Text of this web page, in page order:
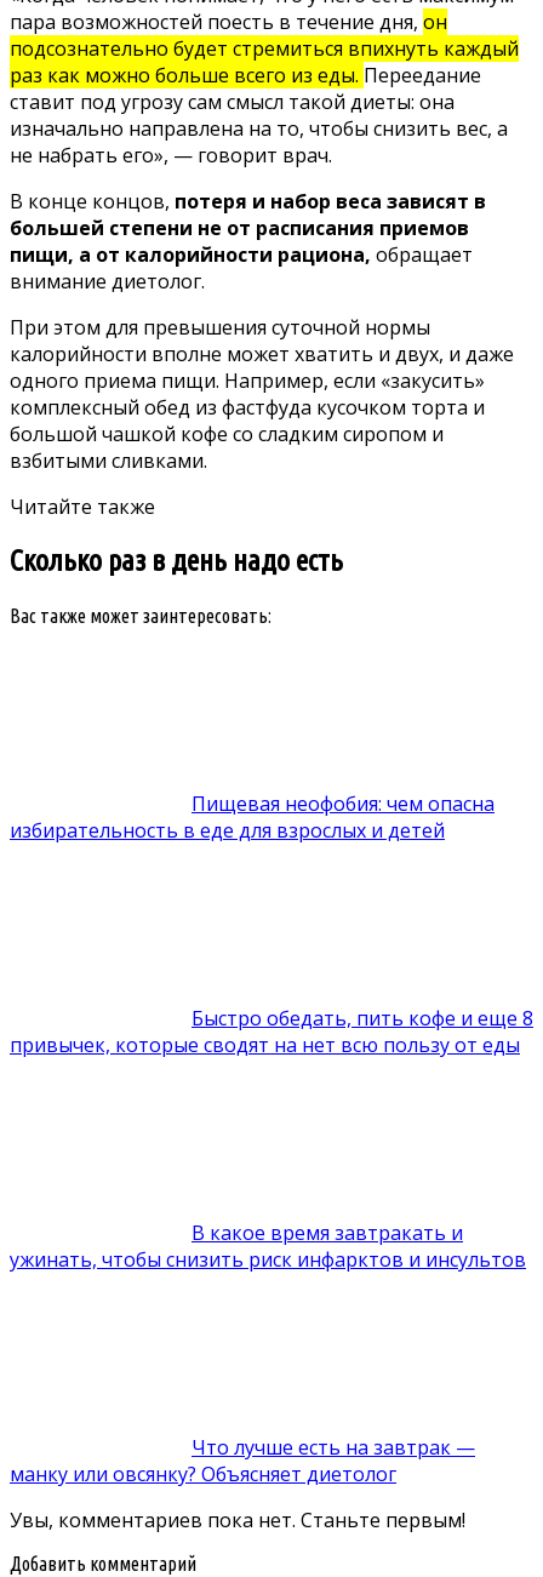
пара возможностей поесть в течение дня, он
подсознательно будет стремиться впихнуть каждый
раз как можно больше всего из еды. Переедание
ставит под угрозу сам смысл такой диеты: она
изначально направлена на то, чтобы снизить вес, а
не набрать его», — говорит врач.
В конце концов, потеря и набор веса зависят в
большей степени не от расписания приемов
пищи, а от калорийности рациона, обращает
внимание диетолог.
При этом для превышения суточной нормы
калорийности вполне может хватить и двух, и даже
одного приема пищи. Например, если «закусить»
комплексный обед из фастфуда кусочком торта и
большой чашкой кофе со сладким сиропом и
взбитыми сливками.
Читайте также
Сколько раз в день надо есть
Вас также может заинтересовать:
Пищевая неофобия: чем опасна
избирательность в еде для взрослых и детей
Быстро обедать, пить кофе и еще 8
привычек, которые сводят на нет всю пользу от еды
В какое время завтракать и
ужинать, чтобы снизить риск инфарктов и инсультов
Что лучше есть на завтрак —
манку или овсянку? Объясняет диетолог
Увы, комментариев пока нет. Станьте первым!
Добавить комментарий